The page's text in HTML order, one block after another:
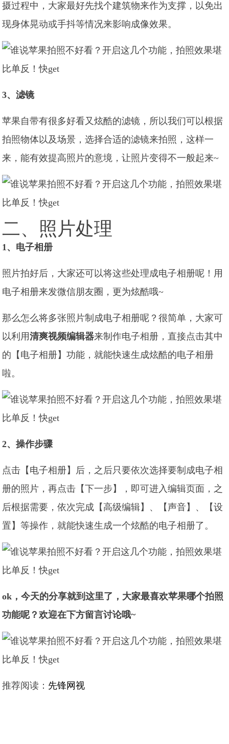
摄过程中，大家最好先找个建筑物来作为支撑，以免出
现身体晃动或手抖等情况来影响成像效果。
3、滤镜
苹果自带有很多好看又炫酷的滤镜，所以我们可以根据
拍照物体以及场景，选择合适的滤镜来拍照，这样一
来，能有效提高照片的意境，让照片变得不一般起来~
二、照片处理
1、电子相册
照片拍好后，大家还可以将这些处理成电子相册呢！用
电子相册来发微信朋友圈，更为炫酷哦~
那么怎么将多张照片制成电子相册呢？很简单，大家可
以利用清爽视频编辑器来制作电子相册，直接点击其中
的【电子相册】功能，就能快速生成炫酷的电子相册
啦。
2、操作步骤
点击【电子相册】后，之后只要依次选择要制成电子相
册的照片，再点击【下一步】，即可进入编辑页面，之
后根据需要，依次完成【高级编辑】、【声音】、【设
置】等操作，就能快速生成一个炫酷的电子相册了。
ok，今天的分享就到这里了，大家最喜欢苹果哪个拍照
功能呢？欢迎在下方留言讨论哦~
推荐阅读： 先锋网视